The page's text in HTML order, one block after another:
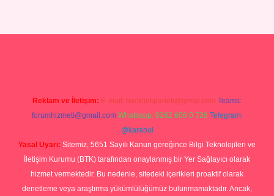
Reklam ve İletişim: E-mail: backlinkpaneli@gmail.com Teams:
forumhizmeti@gmail.com Whatsapp: 0262 606 0 726 Telegram:
@karabul
Yasal Uyarı: Sitemiz, 5651 Sayılı Kanun gereğince Bilgi Teknolojileri ve
İletişim Kurumu (BTK) tarafından onaylanmış bir Yer Sağlayıcı olarak
hizmet vermektedir. Bu nedenle, sitedeki içerikleri proaktif olarak
denetleme veya araştırma yükümlülüğümüz bulunmamaktadır. Ancak,